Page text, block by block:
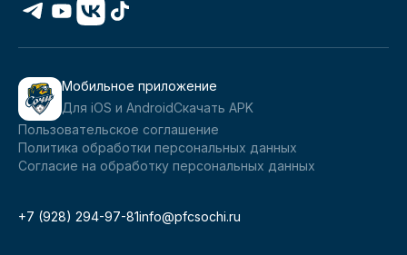
Мобильное приложение
Для iOS и AndroidСкачать APK
Пользовательское соглашение
Политика обработки персональных данных
Согласие на обработку персональных данных
+7 (928) 294-97-81info@pfcsochi.ru